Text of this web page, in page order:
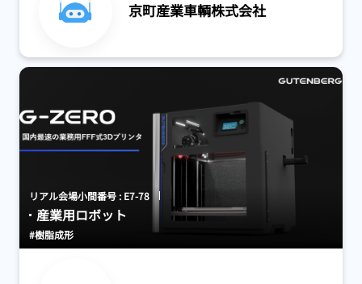
京町産業車輌株式会社
リアル会場小間番号 : E7-78
産業用ロボット
#樹脂成形